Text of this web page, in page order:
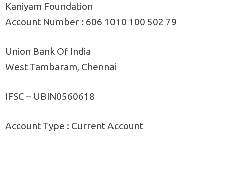
Kaniyam Foundation
Account Number : 606 1010 100 502 79
Union Bank Of India
West Tambaram, Chennai
IFSC – UBIN0560618
Account Type : Current Account